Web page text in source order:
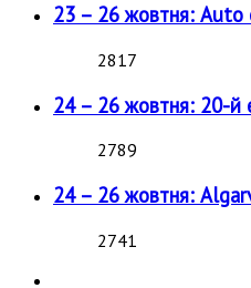
23 – 26 жовтня: Auto
2817
24 – 26 жовтня: 20-й
2789
24 – 26 жовтня:
2741